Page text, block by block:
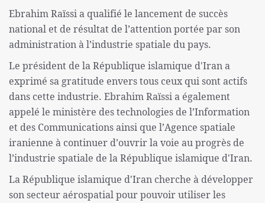
Ebrahim Raïssi a qualifié le lancement de succès
national et de résultat de l’attention portée par son
administration à l’industrie spatiale du pays.
Le président de la République islamique d'Iran a
exprimé sa gratitude envers tous ceux qui sont actifs
dans cette industrie. Ebrahim Raïssi a également
appelé le ministère des technologies de l’Information
et des Communications ainsi que l’Agence spatiale
iranienne à continuer d’ouvrir la voie au progrès de
l’industrie spatiale de la République islamique d'Iran.
La République islamique d'Iran cherche à développer
son secteur aérospatial pour pouvoir utiliser les